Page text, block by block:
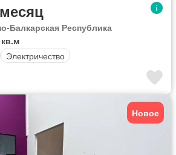
Балкарская Республика
Электричество
Новое